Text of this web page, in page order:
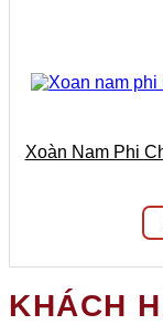
Xoàn Nam Phi
KHÁCH